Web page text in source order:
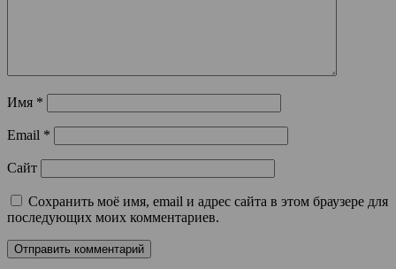
Имя *
Email *
Сайт
Сохранить моё имя, email и адрес сайта в этом браузере для
последующих моих комментариев.